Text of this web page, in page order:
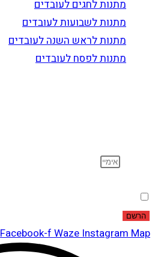
מתנות לחגים לעובדים
מתנות לשבועות לעובדים
מתנות לראש השנה לעובדים
מתנות לפסח לעובדים
הרשם
Facebook-f Waze Instagram Map